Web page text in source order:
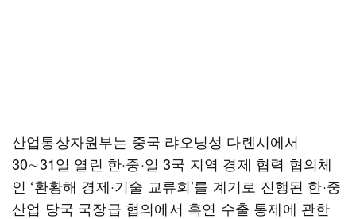
산업통상자원부는 중국 랴오닝성 다롄시에서
30∼31일 열린 한·중·일 3국 지역 경제 협력 협의체
인 ‘환황해 경제·기술 교류회’를 계기로 진행된 한·중
산업 당국 국장급 협의에서 흑연 수출 통제에 관한